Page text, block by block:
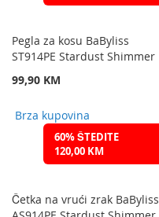
Pegla za kosu BaByliss
ST914PE Stardust Shimmer
99,90 KM
Brza kupovina
60% ŠTEDITE
120,00 KM
Četka na vrući zrak BaByliss